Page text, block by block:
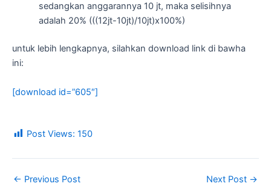
sedangkan anggarannya 10 jt, maka selisihnya
adalah 20% (((12jt-10jt)/10jt)x100%)
untuk lebih lengkapnya, silahkan download link di bawha
ini:
[download id=”605″]
Post Views: 150
← Previous Post Next Post →